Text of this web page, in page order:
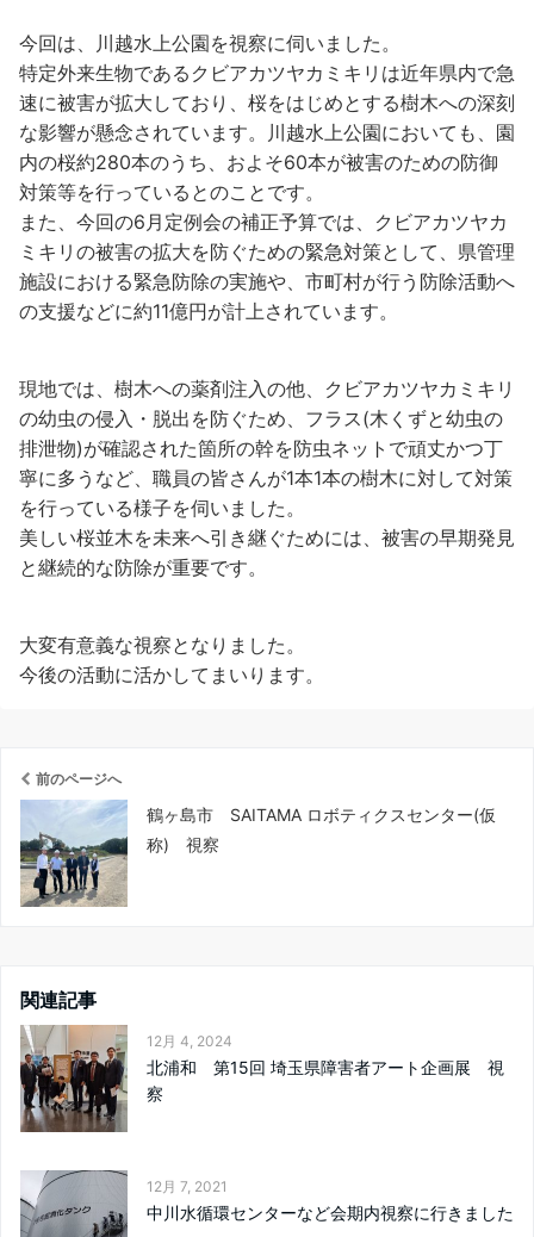
今回は、川越水上公園を視察に伺いました。
特定外来生物であるクビアカツヤカミキリは近年県内で急
速に被害が拡大しており、桜をはじめとする樹木への深刻
な影響が懸念されています。川越水上公園においても、園
内の桜約280本のうち、およそ60本が被害のための防御
対策等を行っているとのことです。
また、今回の6月定例会の補正予算では、クビアカツヤカ
ミキリの被害の拡大を防ぐための緊急対策として、県管理
施設における緊急防除の実施や、市町村が行う防除活動へ
の支援などに約11億円が計上されています。
現地では、樹木への薬剤注入の他、クビアカツヤカミキリ
の幼虫の侵入・脱出を防ぐため、フラス(木くずと幼虫の
排泄物)が確認された箇所の幹を防虫ネットで頑丈かつ丁
寧に多うなど、職員の皆さんが1本1本の樹木に対して対策
を行っている様子を伺いました。
美しい桜並木を未来へ引き継ぐためには、被害の早期発見
と継続的な防除が重要です。
大変有意義な視察となりました。
今後の活動に活かしてまいります。
前のページへ
鶴ヶ島市 SAITAMA ロボティクスセンター(仮
称) 視察
関連記事
12月 4, 2024
北浦和 第15回 埼玉県障害者アート企画展 視
察
12月 7, 2021
中川水循環センターなど会期内視察に行きました